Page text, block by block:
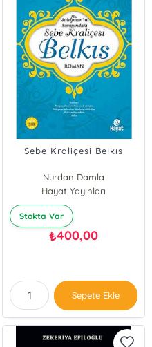
Sebe Kraliçesi Belkıs
Nurdan Damla
Hayat Yayınları
Stokta Var
₺400,00
Sepete Ekle